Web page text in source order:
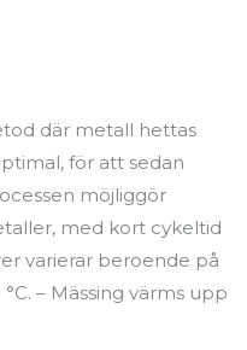
där metall hettas
för att sedan
möjliggör
med kort cykeltid
varierar beroende på
– Mässing värms upp